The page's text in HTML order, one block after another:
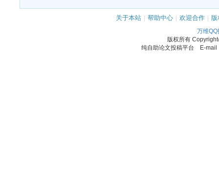
关于本站 | 帮助中心 | 欢迎合作 |
万维
版权所有
纯自助论文投稿平台 E-mail